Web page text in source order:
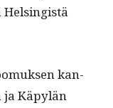
Helsingistä
kan­
ja Käpylän